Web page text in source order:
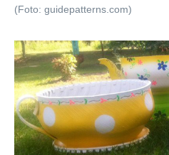
(Foto: guidepatterns.com)